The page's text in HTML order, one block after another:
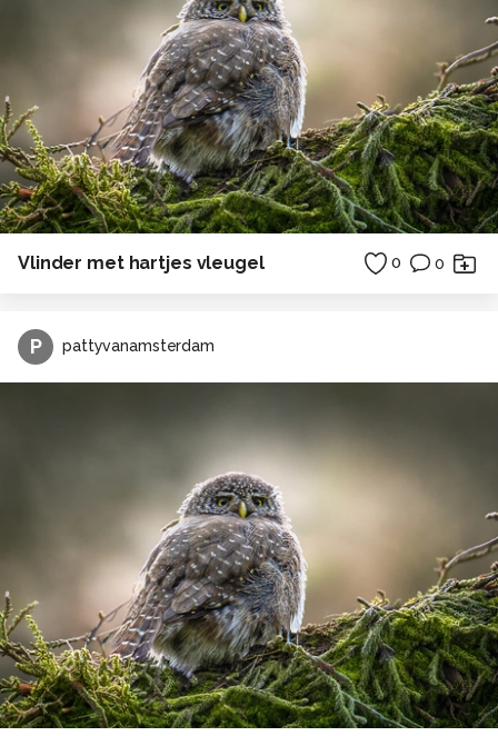
Vlinder met hartjes vleugel 0 0
P pattyvanamsterdam